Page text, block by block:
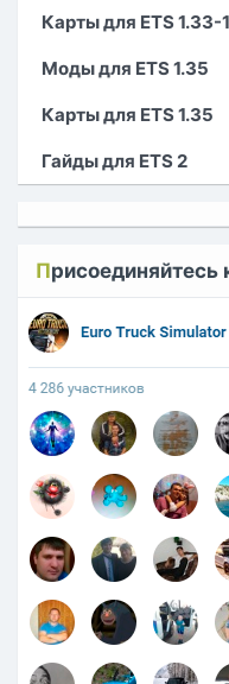
Карты для ETS 1.33-
Моды для ETS 1.35
Карты для ETS 1.35
Гайды для ETS 2
Присоединяйтесь